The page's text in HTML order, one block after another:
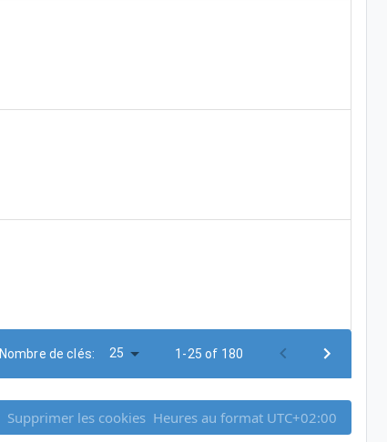
Nombre de clés: 25 1-25 of 180
Supprimer les cookies Heures au format UTC+02:00